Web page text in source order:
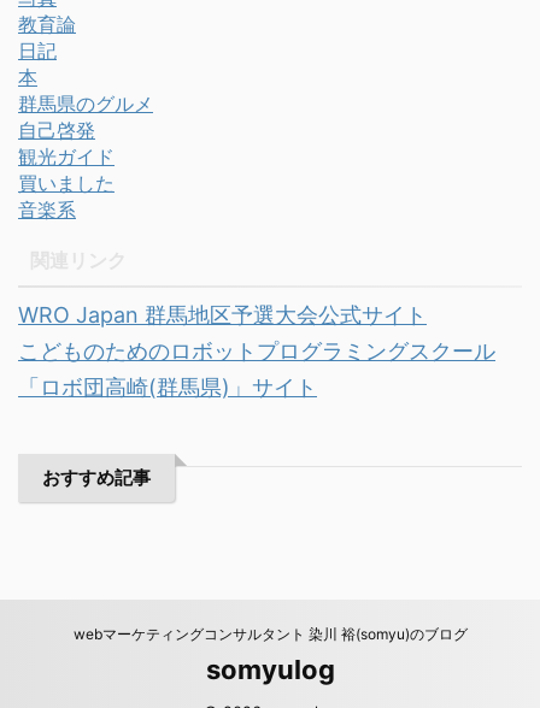
教育論
日記
本
群馬県のグルメ
自己啓発
観光ガイド
買いました
音楽系
WRO Japan 群馬地区予選大会公式サイト
こどものためのロボットプログラミングスクール
「ロボ団高崎(群馬県)」サイト
おすすめ記事
webマーケティングコンサルタント 染川 裕(somyu)のブログ
somyulog